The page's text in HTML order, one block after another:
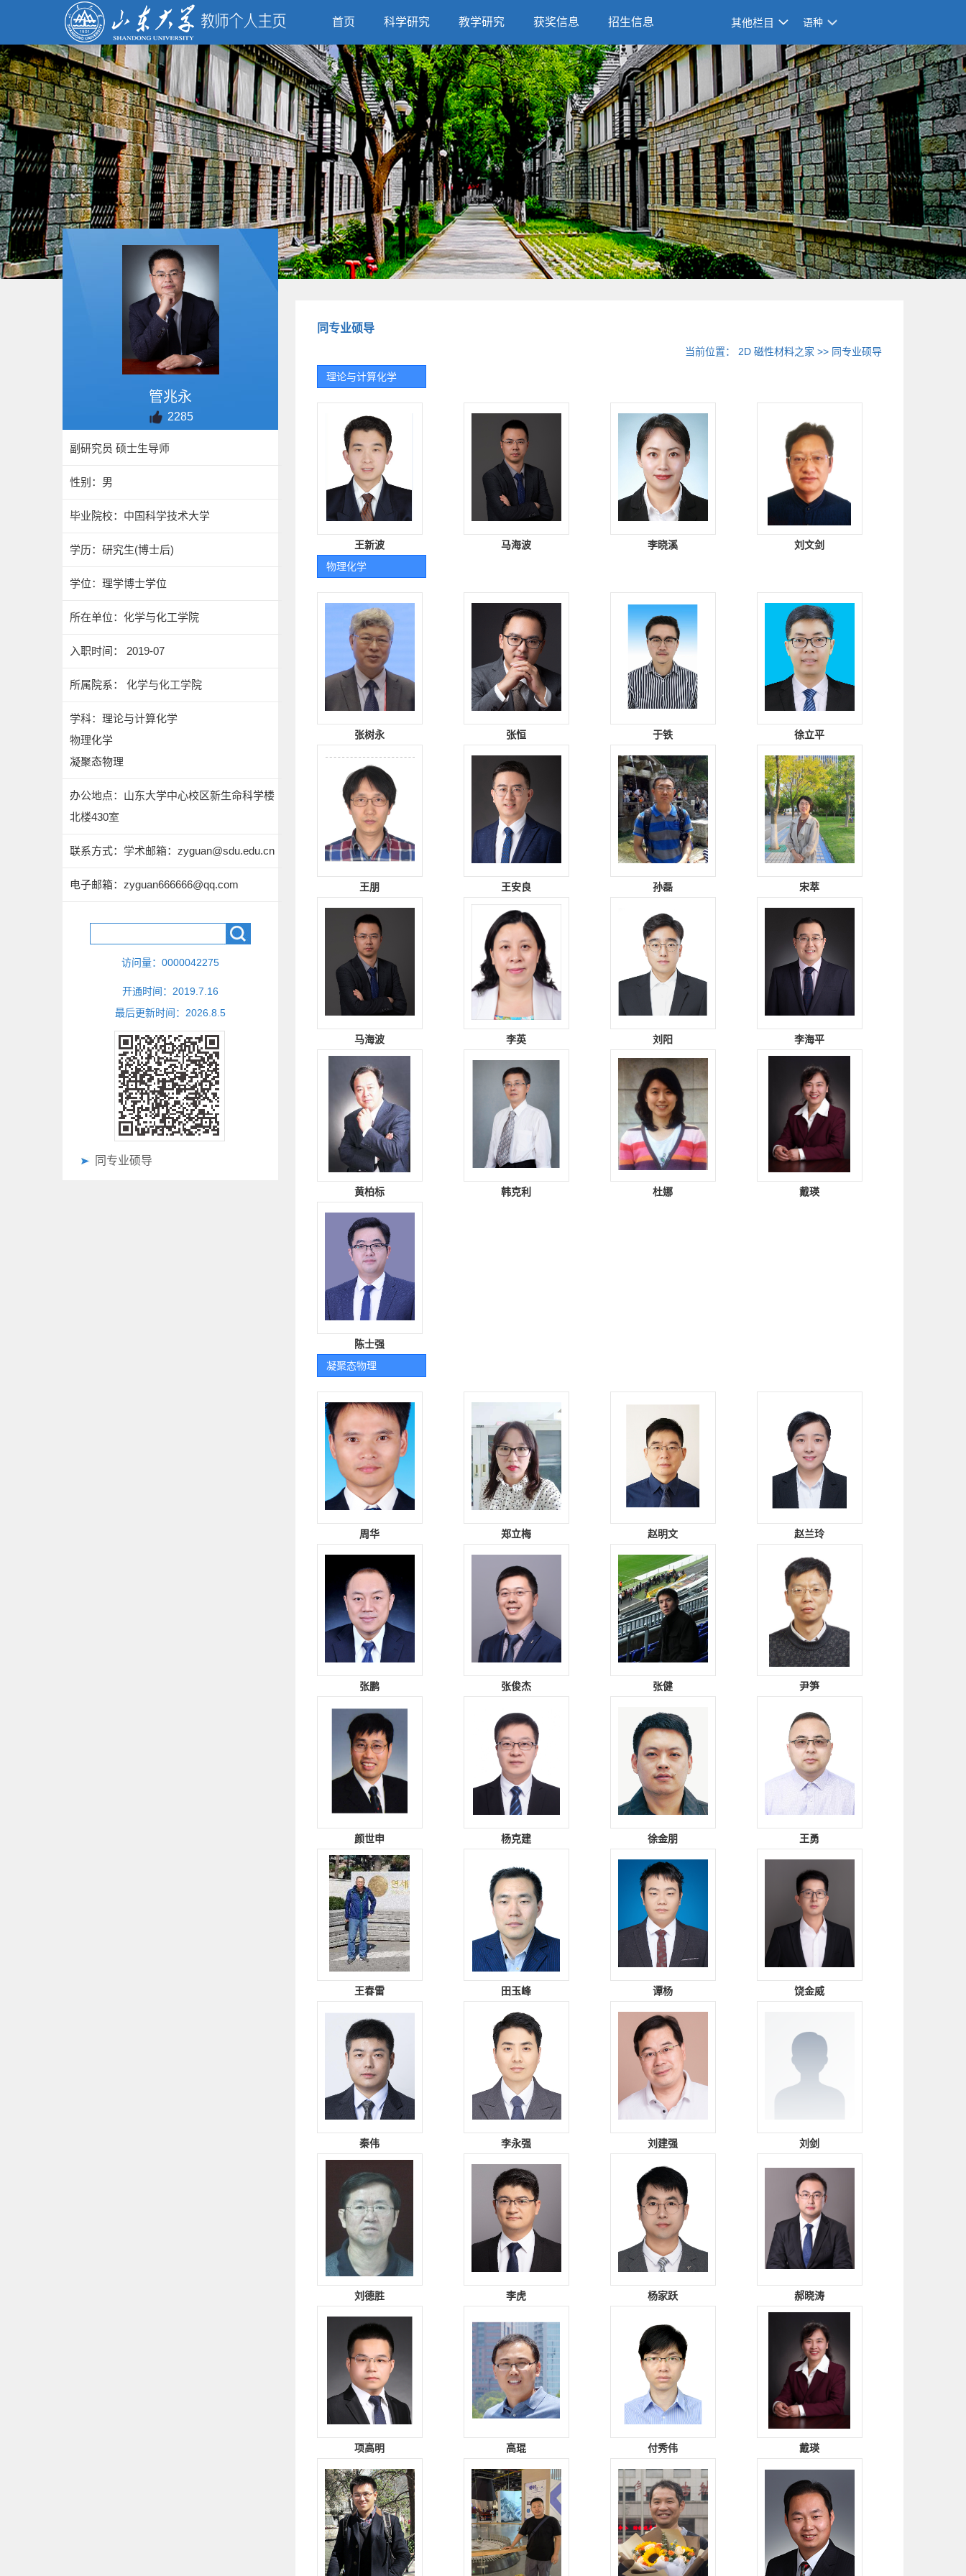
首页 科学研究 教学研究 获奖信息 招生信息 其他栏目 语种
管兆永
2285
副研究员 硕士生导师
性别：男
毕业院校：中国科学技术大学
学历：研究生(博士后)
学位：理学博士学位
所在单位：化学与化工学院
入职时间： 2019-07
所属院系： 化学与化工学院
学科：理论与计算化学
物理化学
凝聚态物理
办公地点：山东大学中心校区新生命科学楼
北楼430室
联系方式： 学术邮箱：zyguan@sdu.edu.cn
电子邮箱： zyguan666666@qq.com
访问量： 0000042275
开通时间： 2019 7 16
最后更新时间： 2026 8 5
同专业硕导
同专业硕导
当前位置： 2D 磁性材料之家 >> 同专业硕导
理论与计算化学
王新波 马海波 李晓溪
刘文剑
物理化学
张树永 张恒 于铁 徐立平
王朋 王安良 孙磊 宋萃
马海波 李英 刘阳 李海平
黄柏标 韩克利 杜娜 戴瑛
陈士强
凝聚态物理
周华 郑立梅 赵明文 赵兰玲
张鹏 张俊杰 张健 尹笋
颜世申 杨克建 徐金朋 王勇
王春雷 田玉峰 谭杨 饶金威
秦伟 李永强 刘建强 刘剑
刘德胜 李虎 杨家跃 郝晓涛
项高明 高琨 付秀伟 戴瑛